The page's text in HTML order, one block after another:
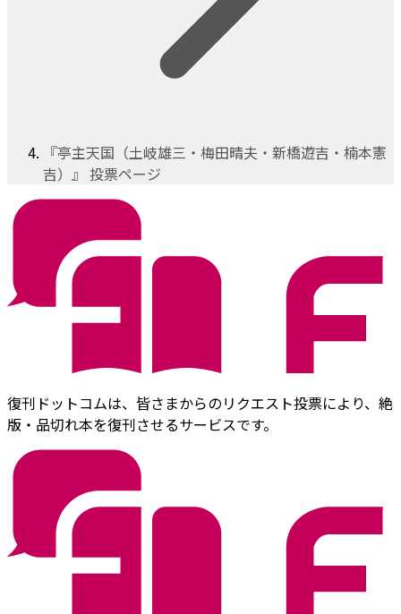
『亭主天国（土岐雄三・梅田晴夫・新橋遊吉・楠本憲
吉）』 投票ページ
復刊ドットコムは、皆さまからのリクエスト投票により、絶
版・品切れ本を復刊させるサービスです。